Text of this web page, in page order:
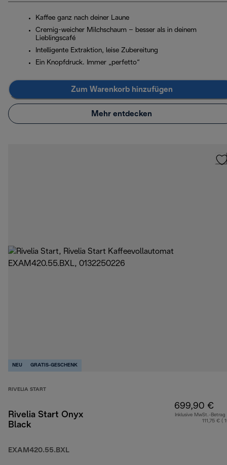
Kaffee ganz nach deiner Laune
Cremig-weicher Milchschaum – besser als in deinem
Lieblingscafé
Intelligente Extraktion, leise Zubereitung
Ein Knopfdruck. Immer „perfetto“
Zum Warenkorb hinzufügen
Mehr entdecken
NEU GRATIS-GESCHENK
RIVELIA START
Rivelia Start Onyx
Black
EXAM420.55.BXL
699,90 €
Inklusive MwSt.-Betrag
111,75 € (